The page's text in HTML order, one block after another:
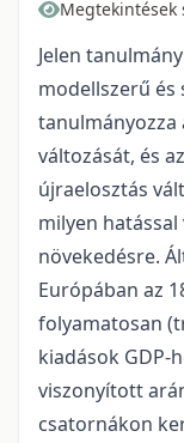
Megtekintések
Jelen
modellszerű
tanulmányozza
változását, és
újraelosztás
milyen
növekedésre.
Európában az
folyamatosan
kiadások GDP-
viszonyított
csatornákon